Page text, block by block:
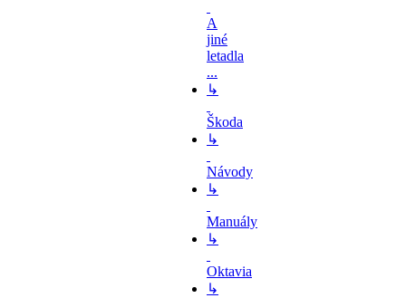
A
jiné
letadla
...
↳
Škoda
↳
Návody
↳
Manuály
↳
Oktavia
↳